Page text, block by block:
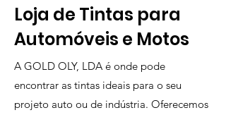
Loja de Tintas para
Automóveis e Motos
A GOLD OLY, LDA é onde pode
encontrar as tintas ideais para o seu
projeto auto ou de indústria. Oferecemos